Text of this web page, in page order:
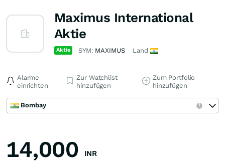
Maximus International
Aktie
Aktie SYM: MAXIMUS Land
Alarme
einrichten
Zur Watchlist
hinzufügen
Zum Portfolio
hinzufügen
Bombay
14,000 INR